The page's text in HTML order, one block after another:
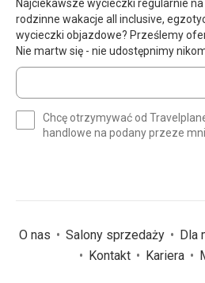
Najciekawsze wycieczki regularnie
rodzinne wakacje all inclusive,
wycieczki objazdowe? Prześlemy
Nie martw się - nie udostępnimy
Wprowadź
swój
(wymagane)
Chcę otrzymywać od
handlowe na podany przeze
O nas Salony sprzedaży Dla
Kontakt
Kariera